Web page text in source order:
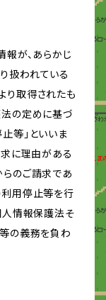
報が、あらかじ
扱われている
り取得されたも
法の定めに基づ
等」といいま
求に理由がある
のご請求であ
利用停止等を行
人情報保護法そ
の義務を負わ